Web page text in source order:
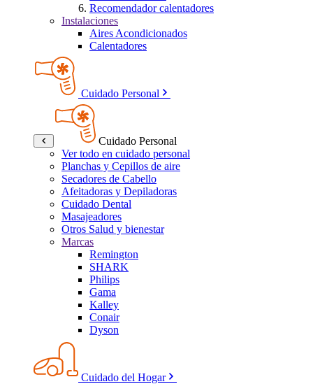
Recomendador calentadores
Instalaciones
Aires Acondicionados
Calentadores
Cuidado Personal
Cuidado Personal
Ver todo en cuidado personal
Planchas y Cepillos de aire
Secadores de Cabello
Afeitadoras y Depiladoras
Cuidado Dental
Masajeadores
Otros Salud y bienestar
Marcas
Remington
SHARK
Philips
Gama
Kalley
Conair
Dyson
Cuidado del Hogar